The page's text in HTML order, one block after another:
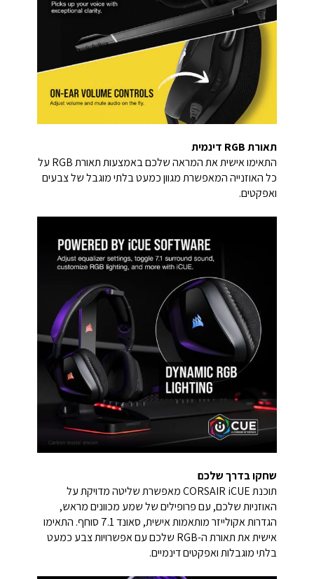
תאורת RGB דינמית
התאימו אישית את המראה שלכם באמצעות תאורת RGB על
כל האוזנייה המאפשרת מגוון כמעט בלתי מוגבל של צבעים
ואפקטים.
שחקו בדרך שלכם
תוכנת CORSAIR iCUE מאפשרת שליטה מדויקת על
האוזניות שלכם, עם פרופילים של שמע מכוונים מראש,
הגדרות אקולייזר מותאמות אישית, סאונד 7.1 סוחף. התאימו
אישית את תאורת ה-RGB שלכם עם אפשרויות צבע כמעט
בלתי מוגבלות ואפקטים דינמיים.